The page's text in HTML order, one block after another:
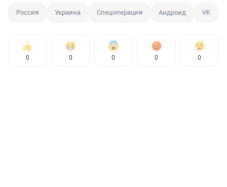
Россия Украина Спецоперация Андроид VK
0 0 0 0 0